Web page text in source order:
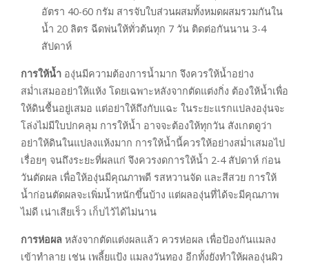
อัตรา 40-60 กรัม สารจับใบส่วนผสมทั้งหมดผสมรวมกันใน
น้ำ 20 ลิตร ฉีดพ่นให้ทั่วต้นทุก 7 วัน ติดต่อกันนาน 3-4
สัปดาห์
การให้น้ำ องุ่นมีความต้องการน้ำมาก จึงควรให้น้ำอย่าง
สม่ำเสมออย่าให้แห้ง โดยเฉพาะหลังจากตัดแต่งกิ่ง ต้องให้น้ำเพื่อ
ให้ดินชื้นอยู่เสมอ แต่อย่าให้ถึงกับแฉะ ในระยะแรกแปลงองุ่นจะ
โล่งไม่มีใบปกคลุม การให้น้ำ อาจจะต้องให้ทุกวัน สังเกตดูว่า
อย่าให้ดินในแปลงแห้งมาก การให้น้ำนี้ควรให้อย่างสม่ำเสมอไป
เรื่อยๆ จนถึงระยะที่ผลแก่ จึงควรงดการให้น้ำ 2-4 สัปดาห์ ก่อน
วันตัดผล เพื่อให้องุ่นมีคุณภาพดี รสหวานจัด และสีสวย การให้
น้ำก่อนตัดผลจะเพิ่มน้ำหนักขึ้นบ้าง แต่ผลองุ่นที่ได้จะมีคุณภาพ
ไม่ดี เน่าเสียเร็ว เก็บไว้ได้ไม่นาน
การห่อผล หลังจากตัดแต่งผลแล้ว ควรห่อผล เพื่อป้องกันแมลง
เข้าทำลาย เช่น เพลี้ยแป้ง แมลงวันทอง อีกทั้งยังทำให้ผลองุ่นผิว